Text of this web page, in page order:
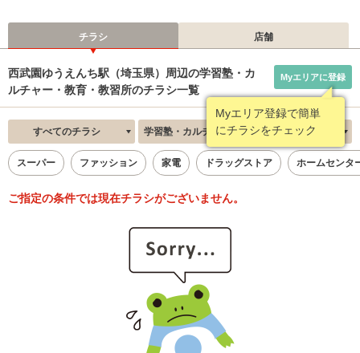
チラシ 店舗
西武園ゆうえんち駅（埼玉県）周辺の学習塾・カ
ルチャー・教育・教習所のチラシ一覧
Myエリア登録で簡単
にチラシをチェック
Myエリアに登録
すべてのチラシ 学習塾・カルチャー・教育・教習所 新着順
スーパー ファッション 家電 ドラッグストア ホームセンタ
ご指定の条件では現在チラシがございません。